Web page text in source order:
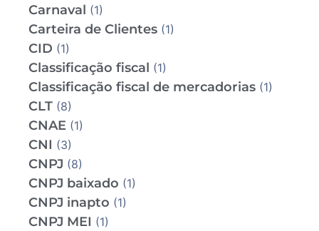
Carnaval (1)
Carteira de Clientes (1)
CID (1)
Classificação fiscal (1)
Classificação fiscal de mercadorias (1)
CLT (8)
CNAE (1)
CNI (3)
CNPJ (8)
CNPJ baixado (1)
CNPJ inapto (1)
CNPJ MEI (1)